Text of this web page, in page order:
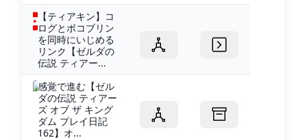
【ティアキン】コ
ログとボコブリン
を同時にいじめる
リンク【ゼルダの
伝説 ティアー...
感覚で進む【ゼル
ダの伝説 ティアー
ズ オブ ザ キング
ダム プレイ日記
162】オ...